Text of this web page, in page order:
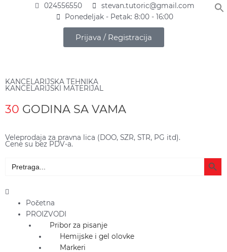
024556550
stevan.tutoric@gmail.com
Ponedeljak - Petak: 8:00 - 16:00
Prijava / Registracija
KANCELARIJSKA TEHNIKA
KANCELARIJSKI MATERIJAL
30 GODINA SA VAMA
Veleprodaja za pravna lica (DOO, SZR, STR, PG itd).
Cene su bez PDV-a.
for:
Search
Main
Menu
Početna
PROIZVODI
Pribor za pisanje
Hemijske i gel olovke
Markeri